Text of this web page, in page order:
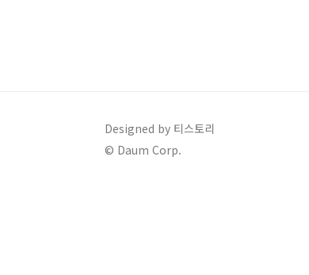
Designed by 티스토리
© Daum Corp.